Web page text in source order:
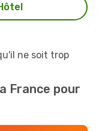
ne soit trop
France pour